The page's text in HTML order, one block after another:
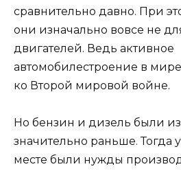
сравнительно давно. При
они изначально вовсе не
двигателей. Ведь активное
автомобилестроение в
ко Второй мировой войне.
Но бензин и дизель были
значительно раньше. Тогда
месте были нужды